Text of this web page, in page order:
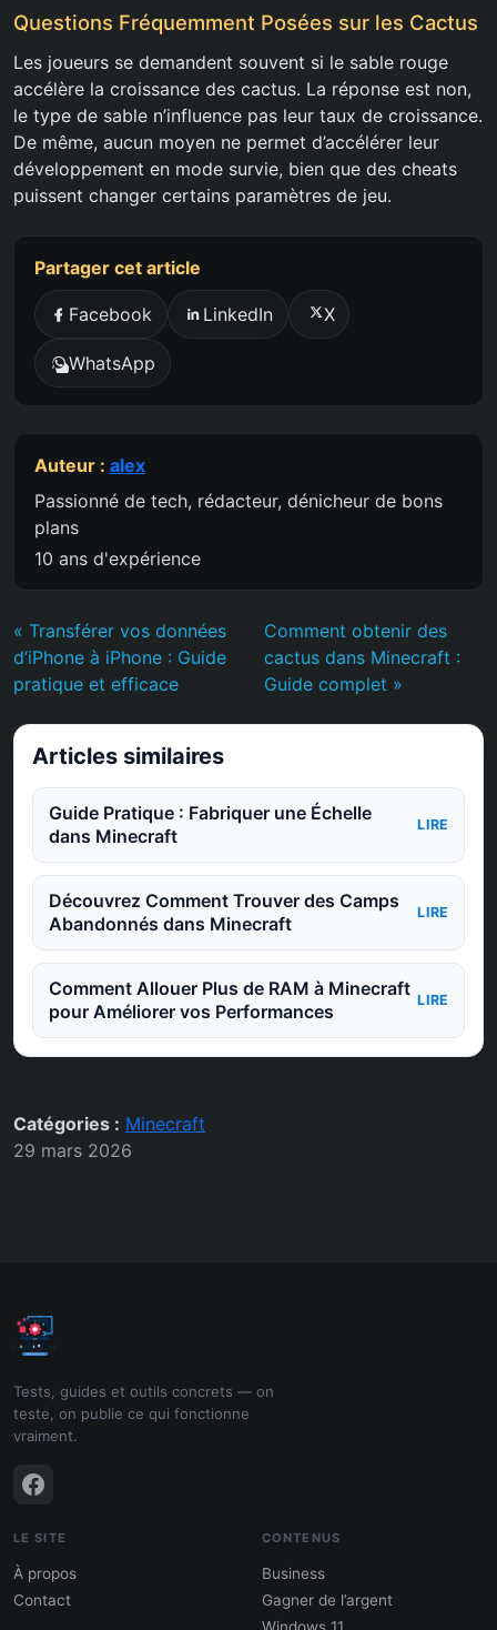
Questions Fréquemment Posées sur les Cactus
Les joueurs se demandent souvent si le sable rouge
accélère la croissance des cactus. La réponse est non,
le type de sable n’influence pas leur taux de croissance.
De même, aucun moyen ne permet d’accélérer leur
développement en mode survie, bien que des cheats
puissent changer certains paramètres de jeu.
Partager cet article
Facebook LinkedIn X
WhatsApp
Auteur : alex
Passionné de tech, rédacteur, dénicheur de bons
plans
10 ans d'expérience
« Transférer vos données
d’iPhone à iPhone : Guide
pratique et efficace
Comment obtenir des
cactus dans Minecraft :
Guide complet »
Articles similaires
Guide Pratique : Fabriquer une Échelle
dans Minecraft
LIRE
Découvrez Comment Trouver des Camps
Abandonnés dans Minecraft
LIRE
Comment Allouer Plus de RAM à Minecraft
pour Améliorer vos Performances
LIRE
Catégories : Minecraft
29 mars 2026
Tests, guides et outils concrets — on
teste, on publie ce qui fonctionne
vraiment.
LE SITE
À propos
Contact
CONTENUS
Business
Gagner de l’argent
Windows 11